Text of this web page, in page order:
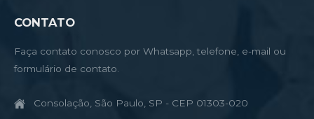
CONTATO
Faça contato conosco por Whatsapp, telefone, e-mail ou
formulário de contato.
Consolação, São Paulo, SP - CEP 01303-020